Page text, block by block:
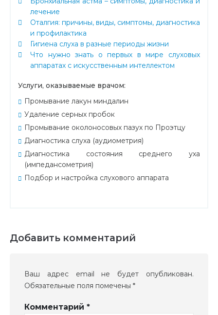
лечение
Оталгия: причины, виды, симптомы, диагностика
и профилактика
Гигиена слуха в разные периоды жизни
Что нужно знать о первых в мире слуховых
аппаратах с искусственным интеллектом
Услуги, оказываемые врачом:
Промывание лакун миндалин
Удаление серных пробок
Промывание околоносовых пазух по Проэтцу
Диагностика слуха (аудиометрия)
Диагностика состояния среднего уха
(импедансометрия)
Подбор и настройка слухового аппарата
Добавить комментарий
Ваш адрес email не будет опубликован.
Обязательные поля помечены *
Комментарий *